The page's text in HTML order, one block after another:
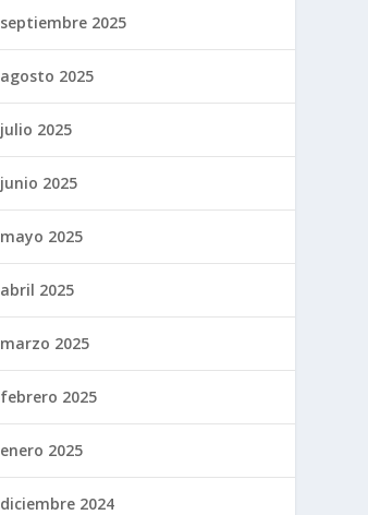
septiembre 2025
agosto 2025
julio 2025
junio 2025
mayo 2025
abril 2025
marzo 2025
febrero 2025
enero 2025
diciembre 2024